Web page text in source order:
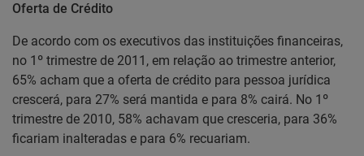
Oferta de Crédito
De acordo com os executivos das instituições financeiras,
no 1º trimestre de 2011, em relação ao trimestre anterior,
65% acham que a oferta de crédito para pessoa jurídica
crescerá, para 27% será mantida e para 8% cairá. No 1º
trimestre de 2010, 58% achavam que cresceria, para 36%
ficariam inalteradas e para 6% recuariam.